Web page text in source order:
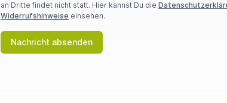
an Dritte findet nicht statt. Hier kannst Du die
Widerrufshinweise einsehen.
Nachricht absenden